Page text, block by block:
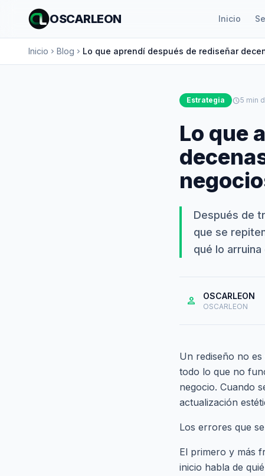
OSCARLEON Inicio
Inicio chevron_right Blog chevron_right Lo que aprendí después de rediseñar
Estrategia schedule5 min
Lo que
Después de
que se
qué lo arruina
person OSCARLEON
OSCARLEON
Un rediseño no
todo lo que no
negocio. Cuando
actualización
Los errores que
El primero y más
inicio habla de